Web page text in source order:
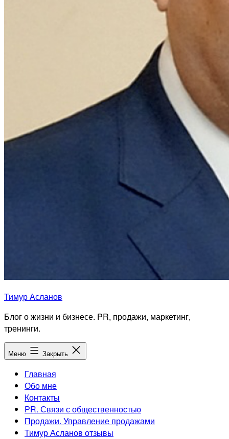
Тимур Асланов
Блог о жизни и бизнесе. PR, продажи, маркетинг,
тренинги.
Меню Закрыть
Главная
Обо мне
Контакты
PR. Связи с общественностью
Продажи. Управление продажами
Тимур Асланов отзывы